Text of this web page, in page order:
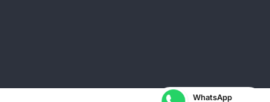
WhatsApp